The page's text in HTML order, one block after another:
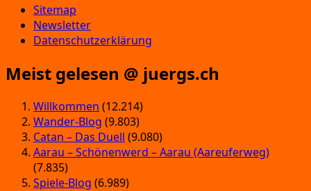
Sitemap
Newsletter
Datenschutzerklärung
Meist gelesen @ juergs.ch
Willkommen (12.214)
Wander-Blog (9.803)
Catan – Das Duell (9.080)
Aarau – Schönenwerd – Aarau (Aareuferweg)
(7.835)
Spiele-Blog (6.989)